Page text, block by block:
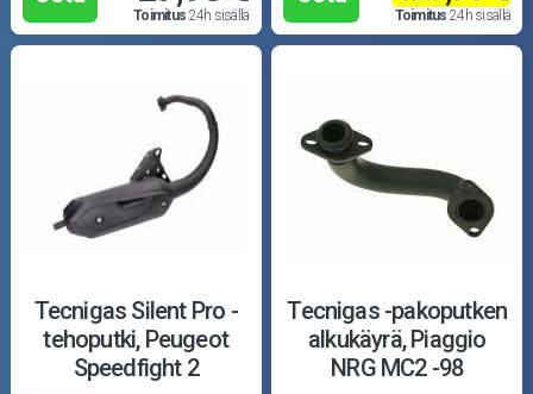
Toimitus 24h sisällä Toimitus 24h sisällä
Tecnigas Silent Pro -
tehoputki, Peugeot
Speedfight 2
Tecnigas -pakoputken
alkukäyrä, Piaggio
NRG MC2 -98